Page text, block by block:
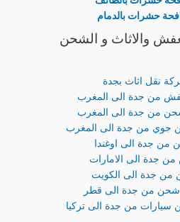
حشرات بالدمام
والاثاث و الشحن
نقل اثاث بجدة
من جدة الى المغرب
من جدة الى المغرب
من جدة الى المغرب
جدة الى اوغندا
جدة الى الامارات
جدة الى الكويت
من جدة الى قطر
من جدة الى تركيا